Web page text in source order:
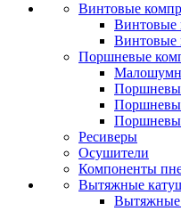
Винтовые
Винтовые
Винтовые
Поршневые
Ресиверы
Осушители
Компоненты
Вытяжные
Вытяжные